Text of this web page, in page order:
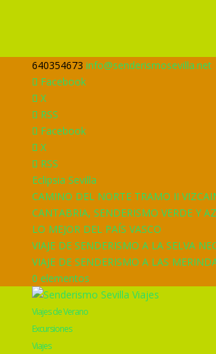
640354673 info@senderismosevilla.net
Facebook
X
RSS
Facebook
X
RSS
Eclipsia Sevilla
CAMINO DEL NORTE TRAMO II
CANTABRIA, SENDERISMO VERDE Y
LO MEJOR DEL PAÍS VASCO
VIAJE DE SENDERISMO A LA SELVA
VIAJE DE SENDERISMO A LAS
0 elementos
Viajes de Verano
Excursiones
Viajes